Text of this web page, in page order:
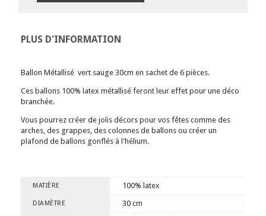
PLUS D'INFORMATION
Ballon Métallisé vert sauge 30cm en sachet de 6 pièces.
Ces ballons 100% latex métallisé feront leur effet pour une déco
branchée.
Vous pourrez créer de jolis décors pour vos fêtes comme des
arches, des grappes, des colonnes de ballons ou créer un
plafond de ballons gonflés à l'hélium.
MATIÈRE 100% latex
DIAMÈTRE 30 cm